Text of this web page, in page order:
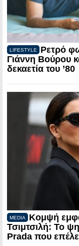
LIFESTYLE
Ρετρό
Γιάννη Βούρου
δεκαετία του ’80
MEDIA
Κομψή
Τσιμτσιλή: Το
Prada που